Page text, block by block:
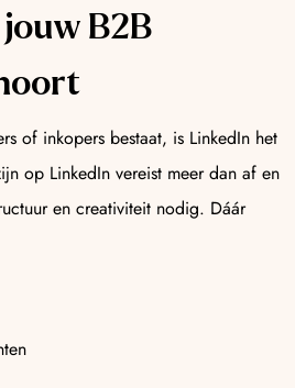
B2B
of inkopers bestaat, is LinkedIn het
op LinkedIn vereist meer dan af en
en creativiteit nodig. Dáár